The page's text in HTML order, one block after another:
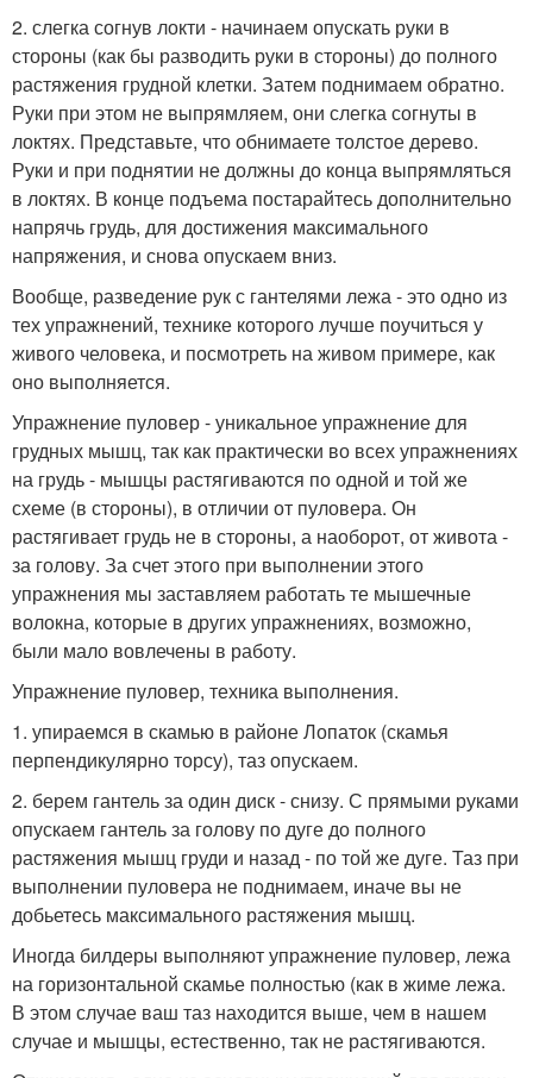
2. слегка согнув локти - начинаем опускать руки в
стороны (как бы разводить руки в стороны) до полного
растяжения грудной клетки. Затем поднимаем обратно.
Руки при этом не выпрямляем, они слегка согнуты в
локтях. Представьте, что обнимаете толстое дерево.
Руки и при поднятии не должны до конца выпрямляться
в локтях. В конце подъема постарайтесь дополнительно
напрячь грудь, для достижения максимального
напряжения, и снова опускаем вниз.
Вообще, разведение рук с гантелями лежа - это одно из
тех упражнений, технике которого лучше поучиться у
живого человека, и посмотреть на живом примере, как
оно выполняется.
Упражнение пуловер - уникальное упражнение для
грудных мышц, так как практически во всех упражнениях
на грудь - мышцы растягиваются по одной и той же
схеме (в стороны), в отличии от пуловера. Он
растягивает грудь не в стороны, а наоборот, от живота -
за голову. За счет этого при выполнении этого
упражнения мы заставляем работать те мышечные
волокна, которые в других упражнениях, возможно,
были мало вовлечены в работу.
Упражнение пуловер, техника выполнения.
1. упираемся в скамью в районе Лопаток (скамья
перпендикулярно торсу), таз опускаем.
2. берем гантель за один диск - снизу. С прямыми руками
опускаем гантель за голову по дуге до полного
растяжения мышц груди и назад - по той же дуге. Таз при
выполнении пуловера не поднимаем, иначе вы не
добьетесь максимального растяжения мышц.
Иногда билдеры выполняют упражнение пуловер, лежа
на горизонтальной скамье полностью (как в жиме лежа.
В этом случае ваш таз находится выше, чем в нашем
случае и мышцы, естественно, так не растягиваются.